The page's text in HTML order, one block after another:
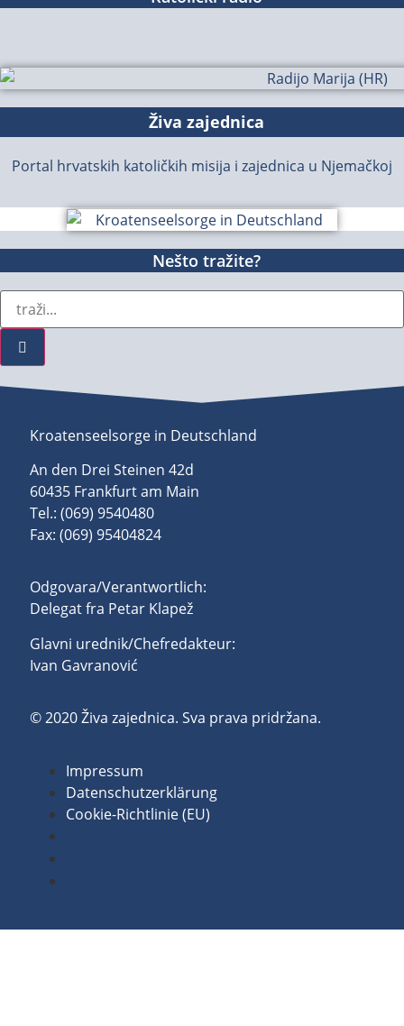
Živa zajednica
Portal hrvatskih katoličkih misija i zajednica u Njemačkoj
Nešto tražite?
Kroatenseelsorge in Deutschland
An den Drei Steinen 42d
60435 Frankfurt am Main
Tel.: (069) 9540480
Fax: (069) 95404824
Odgovara/Verantwortlich:
Delegat fra Petar Klapež
Glavni urednik/Chefredakteur:
Ivan Gavranović
© 2020 Živa zajednica. Sva prava pridržana.
Impressum
Datenschutzerklärung
Cookie-Richtlinie (EU)